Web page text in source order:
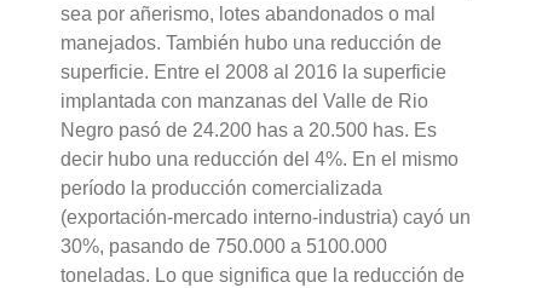
sea por añerismo, lotes abandonados o mal
manejados. También hubo una reducción de
superficie. Entre el 2008 al 2016 la superficie
implantada con manzanas del Valle de Rio
Negro pasó de 24.200 has a 20.500 has. Es
decir hubo una reducción del 4%. En el mismo
período la producción comercializada
(exportación-mercado interno-industria) cayó un
30%, pasando de 750.000 a 5100.000
toneladas. Lo que significa que la reducción de